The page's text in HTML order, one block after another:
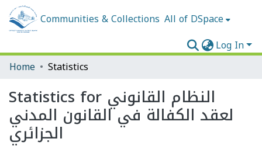
Communities & Collections All of DSpace
Log In
Home
Statistics
Statistics for النظام القانوني
لعقد الكفالة في القانون المدني
الجزائري